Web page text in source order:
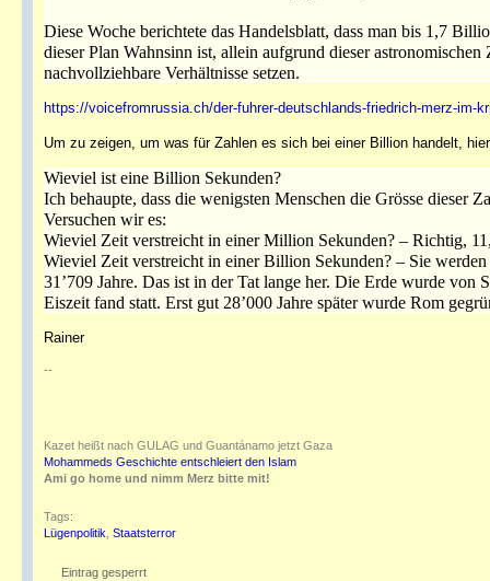
Diese Woche berichtete das Handelsblatt, dass man bis 1,7
dieser Plan Wahnsinn ist, allein aufgrund dieser
nachvollziehbare Verhältnisse setzen.
https://voicefromrussia.ch/der-fuhrer-deutschlands-friedrich-merz-im-
Um zu zeigen, um was für Zahlen es sich bei einer Billion handelt,
Wieviel ist eine Billion Sekunden?
Ich behaupte, dass die wenigsten Menschen die Grösse dieser
Versuchen wir es:
Wieviel Zeit verstreicht in einer Million Sekunden? – Richtig,
Wieviel Zeit verstreicht in einer Billion Sekunden? – Sie
31’709 Jahre. Das ist in der Tat lange her. Die Erde wurde von
Eiszeit fand statt. Erst gut 28’000 Jahre später wurde Rom
Rainer
--
Kazet heißt nach GULAG und Guantánamo jetzt Gaza
Mohammeds Geschichte entschleiert den Islam
Ami go home und nimm Merz bitte mit!
Tags:
Lügenpolitik Staatsterror
Eintrag gesperrt